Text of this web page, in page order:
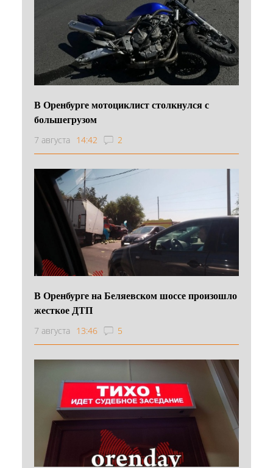
В Оренбурге мотоциклист столкнулся с
большегрузом
7 августа 14:42 2
В Оренбурге на Беляевском шоссе произошло
жесткое ДТП
7 августа 13:46 5